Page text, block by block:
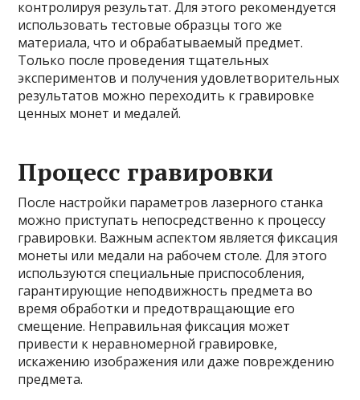
контролируя результат. Для этого рекомендуется
использовать тестовые образцы того же
материала, что и обрабатываемый предмет.
Только после проведения тщательных
экспериментов и получения удовлетворительных
результатов можно переходить к гравировке
ценных монет и медалей.
Процесс гравировки
После настройки параметров лазерного станка
можно приступать непосредственно к процессу
гравировки. Важным аспектом является фиксация
монеты или медали на рабочем столе. Для этого
используются специальные приспособления,
гарантирующие неподвижность предмета во
время обработки и предотвращающие его
смещение. Неправильная фиксация может
привести к неравномерной гравировке,
искажению изображения или даже повреждению
предмета.